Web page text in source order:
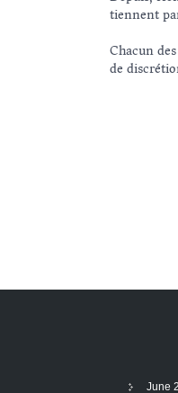
tiennent
Chacun
de
June